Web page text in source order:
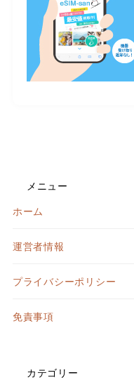
メニュー
ホーム
運営者情報
プライバシーポリシー
免責事項
カテゴリー